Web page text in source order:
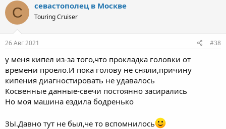
С севастополец в Москве
Touring Cruiser
26 Авг 2021 #38
у меня кипел из-за того,что прокладка головки от
времени проело.И пока голову не сняли,причину
кипения диагностировать не удавалось
Косвенные данные-свечи постоянно засирались
Но моя машина ездила бодренько
ЗЫ.Давно тут не был,че то вспомнилось